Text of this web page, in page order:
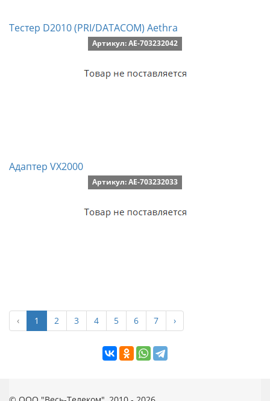
Тестер D2010 (PRI/DATACOM) Aethra
Артикул: AE-703232042
Адаптер VX2000
Артикул: AE-703232033
‹ 1 2 3 4 5 6 7 ›